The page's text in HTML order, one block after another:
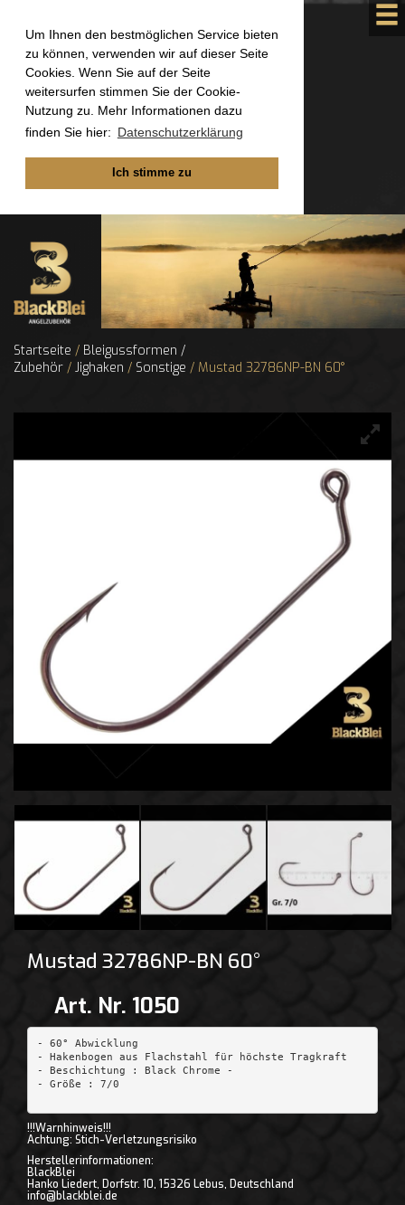
Um Ihnen den bestmöglichen Service bieten
zu können, verwenden wir auf dieser Seite
Cookies. Wenn Sie auf der Seite
weitersurfen stimmen Sie der Cookie-
Nutzung zu. Mehr Informationen dazu
finden Sie hier: Datenschutzerklärung
Ich stimme zu
Startseite / Bleigussformen /
Zubehör / Jighaken / Sonstige / Mustad 32786NP-BN 60°
Mustad 32786NP-BN 60°
Art. Nr. 1050
- 60° Abwicklung
- Hakenbogen aus Flachstahl für höchste Tragkraft
- Beschichtung : Black Chrome -
- Größe : 7/0
!!!Warnhinweis!!!
Achtung: Stich-Verletzungsrisiko
Herstellerinformationen:
BlackBlei
Hanko Liedert, Dorfstr. 10, 15326 Lebus, Deutschland
info@blackblei.de